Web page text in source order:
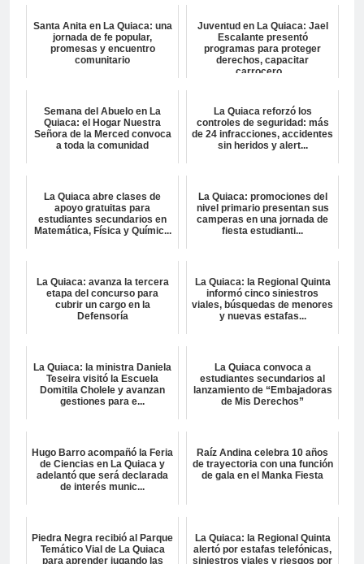
Santa Anita en La Quiaca: una
jornada de fe popular,
promesas y encuentro
comunitario
Juventud en La Quiaca: Jael
Escalante presentó
programas para proteger
derechos, capacitar
carrocero...
Semana del Abuelo en La
Quiaca: el Hogar Nuestra
Señora de la Merced convoca
a toda la comunidad
La Quiaca reforzó los
controles de seguridad: más
de 24 infracciones, accidentes
sin heridos y alert...
La Quiaca abre clases de
apoyo gratuitas para
estudiantes secundarios en
Matemática, Física y Químic...
La Quiaca: promociones del
nivel primario presentan sus
camperas en una jornada de
fiesta estudianti...
La Quiaca: avanza la tercera
etapa del concurso para
cubrir un cargo en la
Defensoría
La Quiaca: la Regional Quinta
informó cinco siniestros
viales, búsquedas de menores
y nuevas estafas...
La Quiaca: la ministra Daniela
Teseira visitó la Escuela
Domitila Cholele y avanzan
gestiones para e...
La Quiaca convoca a
estudiantes secundarios al
lanzamiento de “Embajadoras
de Mis Derechos”
Hugo Barro acompañó la Feria
de Ciencias en La Quiaca y
adelantó que será declarada
de interés munic...
Raíz Andina celebra 10 años
de trayectoria con una función
de gala en el Manka Fiesta
Piedra Negra recibió al Parque
Temático Vial de La Quiaca
para aprender jugando las
La Quiaca: la Regional Quinta
alertó por estafas telefónicas,
siniestros viales y riesgos por